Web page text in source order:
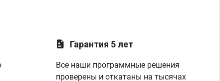
Гарантия 5 лет
Все наши программные решения
проверены и откатаны на тысячах